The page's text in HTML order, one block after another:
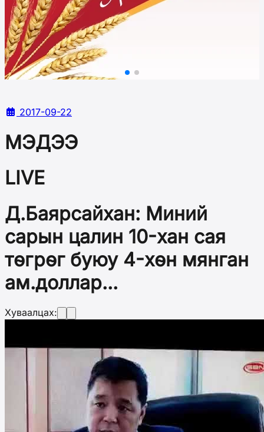
2017-09-22
МЭДЭЭ
LIVE
Д.Баярсайхан: Миний
сарын цалин 10-хан сая
төгрөг буюу 4-хөн мянган
ам.доллар...
Хуваалцах: